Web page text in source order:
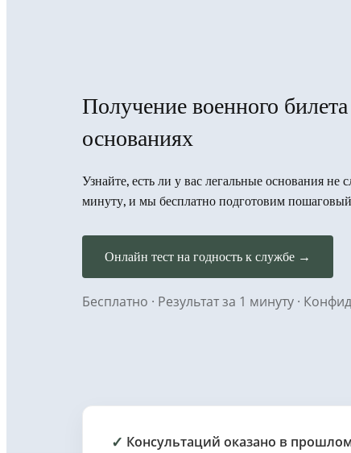
Получение военного
основаниях
Узнайте, есть ли у вас легальные основания не
минуту, и мы бесплатно подготовим
Онлайн тест на годность к службе →
Бесплатно · Результат за 1 минуту ·
✓ Консультаций оказано в